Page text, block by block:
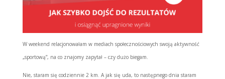
W weekend relacjonowałam w mediach społecznościowych swoją aktywność
„sportową”, na co znajomy zapytał – czy dużo biegam.
Nie, staram się codziennie 2 km. A jak się uda, to następnego dnia staram